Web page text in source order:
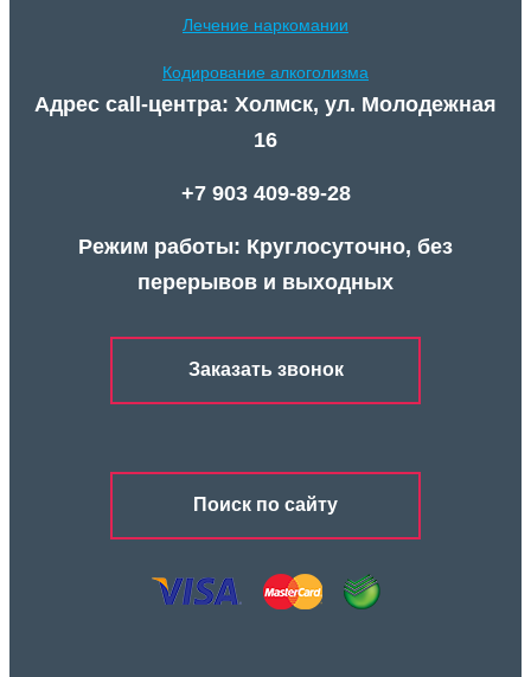
Лечение наркомании
Кодирование алкоголизма
Адрес call-центра: Холмск, ул. Молодежная
16
+7 903 409-89-28
Режим работы: Круглосуточно, без
перерывов и выходных
Заказать звонок
Поиск по сайту